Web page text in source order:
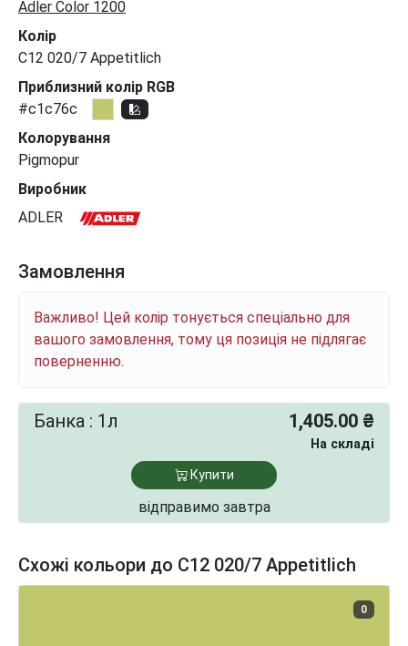
Adler Color 1200
Колір
C12 020/7 Appetitlich
Приблизний колір RGB
#c1c76c
Колорування
Pigmopur
Виробник
ADLER
Замовлення
Важливо! Цей колір тонується спеціально для
вашого замовлення, тому ця позиція не підлягає
поверненню.
Банка : 1л 1,405.00 ₴
На складі
Купити
відправимо завтра
Схожі кольори до C12 020/7 Appetitlich
0